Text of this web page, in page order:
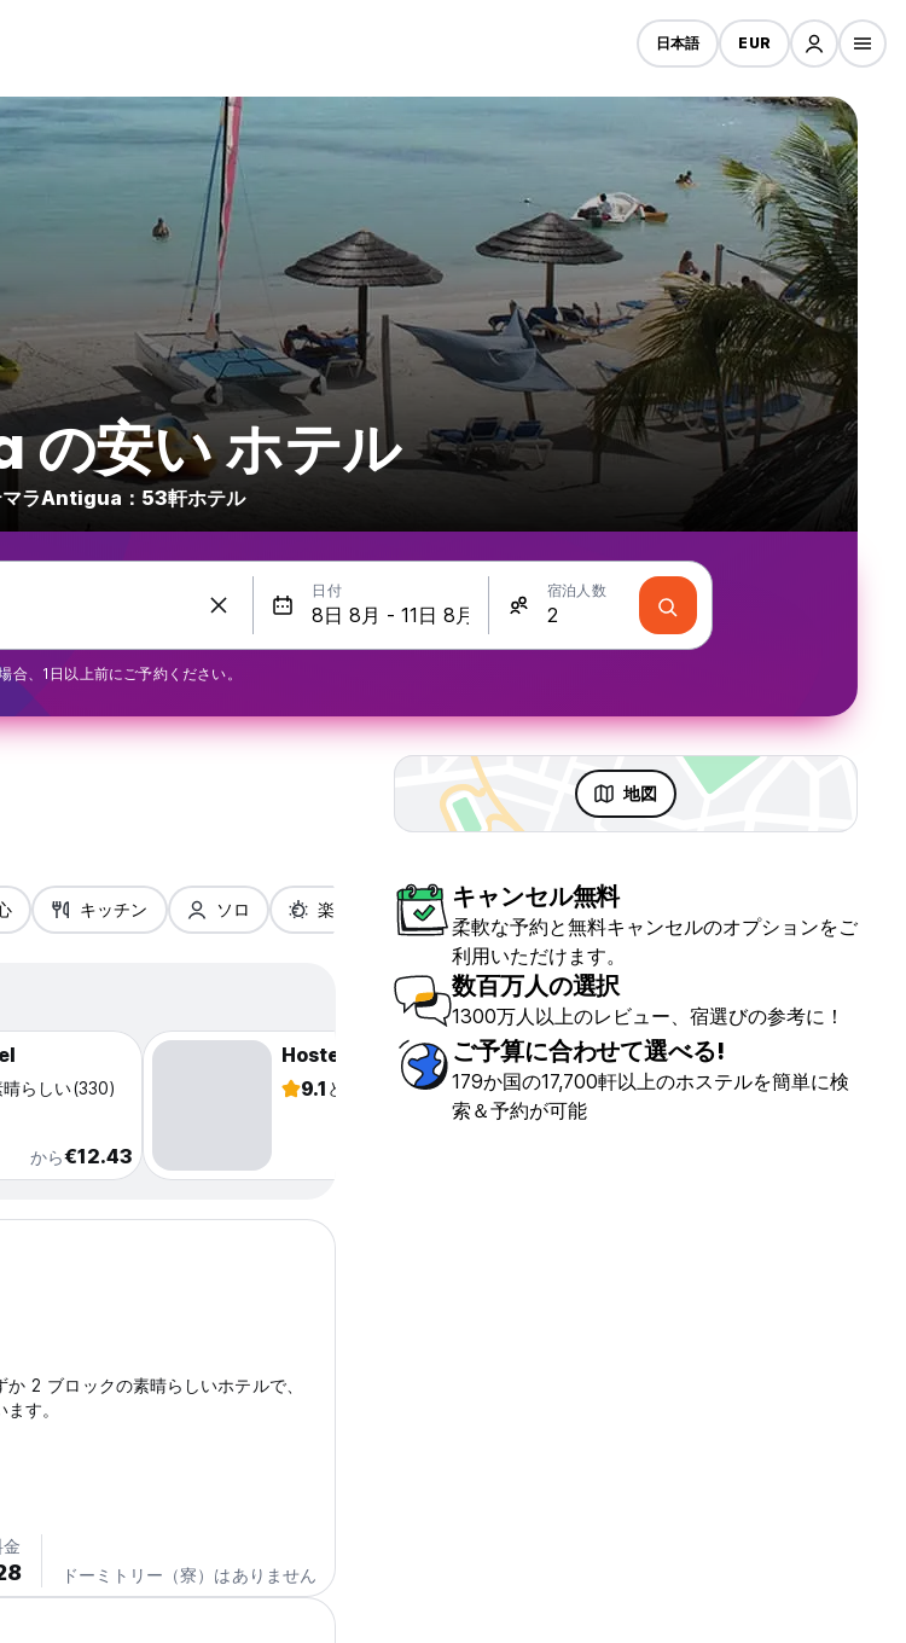
日本語 EUR
安い ホテル
マラAntigua：53軒ホテル
日付 宿泊人数
合、1日以上前にご予約ください。
地図
キッチン ソロ 楽しみ & パーティ
晴らしい(330)
から€12.43
Hostel Antigueno
9.1 とても素晴らしい(783)
2 ブロックの素晴らしいホテルで、
す。
ドーミトリー（寮）はありません
キャンセル無料
柔軟な予約と無料キャンセルのオプションをご
利用いただけます。
数百万人の選択
1300万人以上のレビュー、宿選びの参考に！
ご予算に合わせて選べる!
179か国の17,700軒以上のホステルを簡単に検
索＆予約が可能